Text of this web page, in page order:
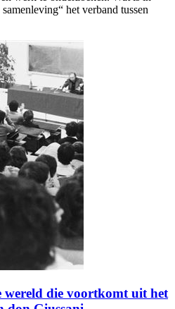
het verband tussen
wereld die voortkomt uit het